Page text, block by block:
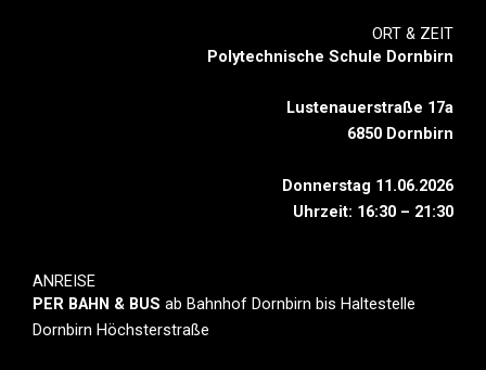
ORT & ZEIT
Polytechnische Schule Dornbirn
Lustenauerstraße 17a
6850 Dornbirn
Donnerstag 11.06.2026
Uhrzeit: 16:30 – 21:30
ANREISE
PER BAHN & BUS ab Bahnhof Dornbirn bis Haltestelle
Dornbirn Höchsterstraße